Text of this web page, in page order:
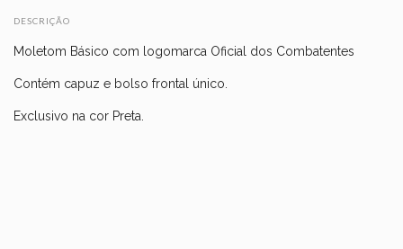
DESCRIÇÃO
Moletom Básico com logomarca Oficial dos Combatentes
Contém capuz e bolso frontal único.
Exclusivo na cor Preta.